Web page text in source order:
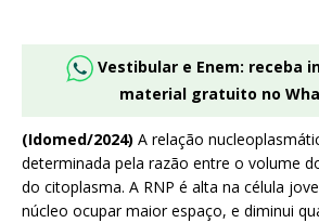
Vestibular e Enem: receba
material gratuito no
(Idomed/2024) A relação
determinada pela razão entre o volume
do citoplasma. A RNP é alta na célula
núcleo ocupar maior espaço, e diminui